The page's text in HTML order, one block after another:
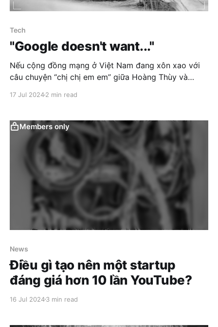
Tech
"Google doesn't want..."
Nếu cộng đồng mạng ở Việt Nam đang xôn xao với
câu chuyện “chị chị em em” giữa Hoàng Thùy và
17 Jul 20242 min read
Members only
News
Điều gì tạo nên một startup
đáng giá hơn 10 lần YouTube?
16 Jul 20243 min read